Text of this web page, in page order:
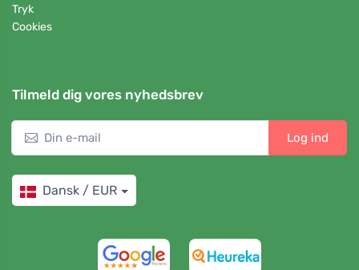
Tryk
Cookies
Tilmeld dig vores nyhedsbrev
Log ind
Dansk / EUR